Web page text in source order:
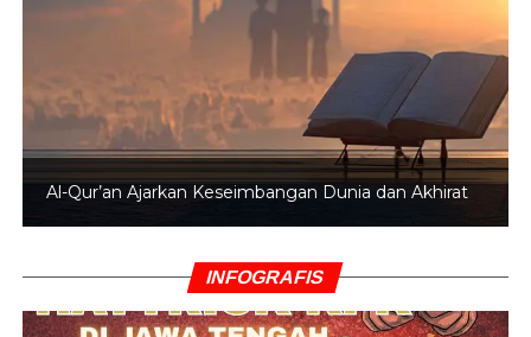
Al-Qur’an Ajarkan Keseimbangan Dunia dan Akhirat
INFOGRAFIS